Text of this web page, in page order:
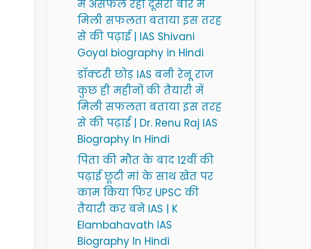
में असफल रहीं दूसरी बार में
मिली सफलता बताया इस तरह
से की पढ़ाई | IAS Shivani
Goyal biography in Hindi
डॉक्टरी छोड़ IAS बनी रेनू राज
कुछ ही महीनों की तैयारी में
मिली सफलता बताया इस तरह
से की पढ़ाई | Dr. Renu Raj IAS
Biography In Hindi
पिता की मौत के बाद 12वीं की
पढ़ाई छूटी मां के साथ खेत पर
काम किया फिर UPSC की
तैयारी कर बने IAS | K
Elambahavath IAS
Biography In Hindi